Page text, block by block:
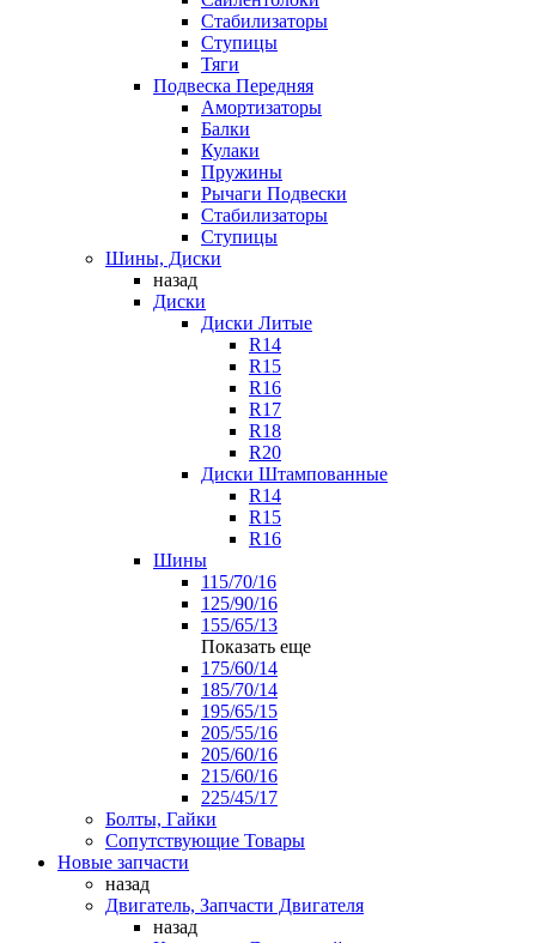
Стабилизаторы
Ступицы
Тяги
Подвеска Передняя
Амортизаторы
Балки
Кулаки
Пружины
Рычаги Подвески
Стабилизаторы
Ступицы
Шины, Диски
назад
Диски
Диски Литые
R14
R15
R16
R17
R18
R20
Диски Штампованные
R14
R15
R16
Шины
115/70/16
125/90/16
155/65/13
Показать еще
175/60/14
185/70/14
195/65/15
205/55/16
205/60/16
215/60/16
225/45/17
Болты, Гайки
Сопутствующие Товары
Новые запчасти
назад
Двигатель, Запчасти Двигателя
назад